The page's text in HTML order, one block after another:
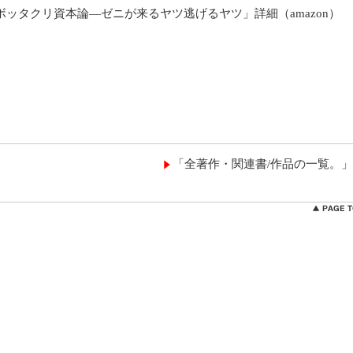
ッタクリ資本論―ゼニが来るヤツ逃げるヤツ」詳細（amazon）
「全著作・関連書/作品の一覧。